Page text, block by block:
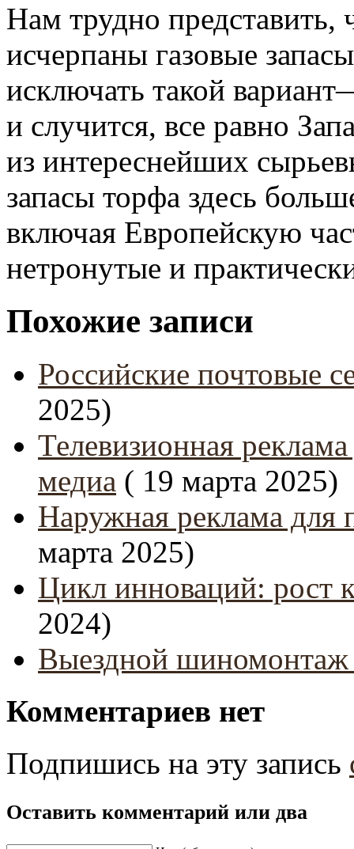
Нам трудно представить,
исчерпаны газовые
исключать такой
и случится, все равно
из интереснейших
запасы торфа здесь
включая Европейскую
нетронутые и
Похожие записи
Российские почтовые
2025)
Телевизионная
медиа ( 19 марта 2025)
Наружная реклама для
марта 2025)
Цикл инноваций: рост
2024)
Выездной
Комментариев нет
Подпишись на эту запись
Оставить комментарий или два